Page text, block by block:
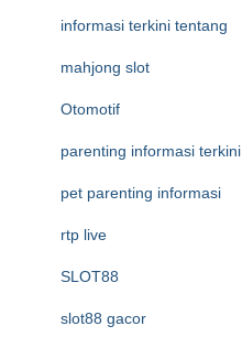
informasi terkini tentang
mahjong slot
Otomotif
parenting informasi terkini
pet parenting informasi
rtp live
SLOT88
slot88 gacor